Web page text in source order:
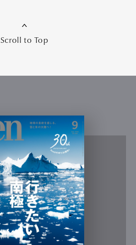
Scroll to Top